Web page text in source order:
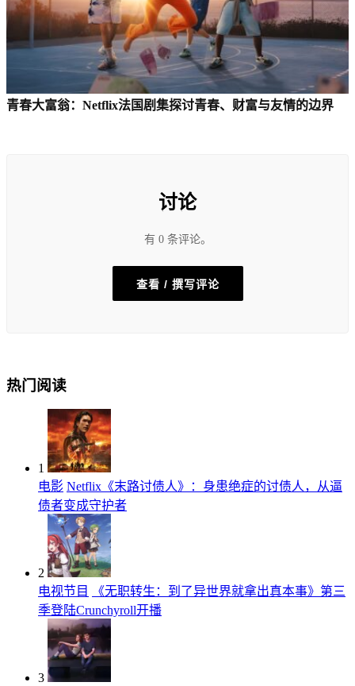
青春大富翁：Netflix法国剧集探讨青春、财富与友情的边界
讨论
有 0 条评论。
查看 / 撰写评论
热门阅读
1
电影 Netflix《末路讨债人》：身患绝症的讨债人，从逼
债者变成守护者
2
电视节目
《无职转生：到了异世界就拿出真本事》第三
季登陆Crunchyroll开播
3